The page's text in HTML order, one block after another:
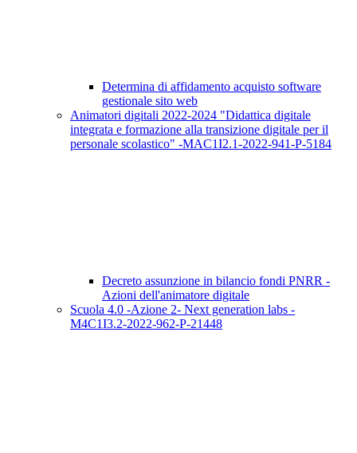
Determina di affidamento acquisto software
gestionale sito web
Animatori digitali 2022-2024 "Didattica digitale
integrata e formazione alla transizione digitale per il
personale scolastico" -MAC1I2.1-2022-941-P-5184
Decreto assunzione in bilancio fondi PNRR -
Azioni dell'animatore digitale
Scuola 4.0 -Azione 2- Next generation labs -
M4C1I3.2-2022-962-P-21448